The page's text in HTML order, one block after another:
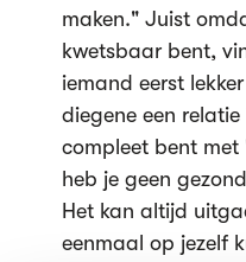
maken." Juist
kwetsbaar bent,
iemand eerst
diegene een
compleet bent met
heb je geen
Het kan altijd
eenmaal op jezelf